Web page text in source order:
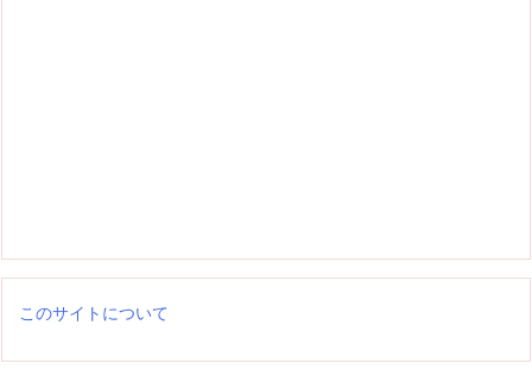
このサイトについて